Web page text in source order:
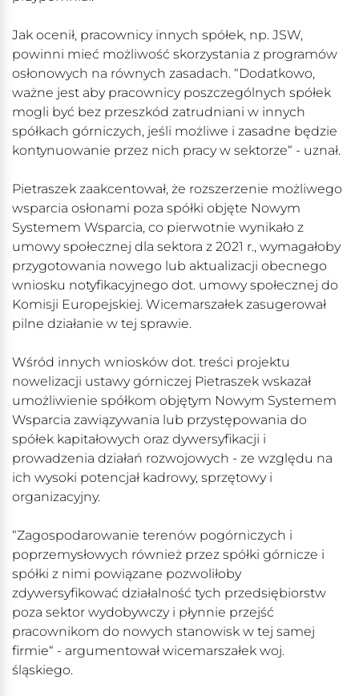
Jak ocenił, pracownicy innych spółek, np. JSW,
powinni mieć możliwość skorzystania z programów
osłonowych na równych zasadach. “Dodatkowo,
ważne jest aby pracownicy poszczególnych spółek
mogli być bez przeszkód zatrudniani w innych
spółkach górniczych, jeśli możliwe i zasadne będzie
kontynuowanie przez nich pracy w sektorze“ - uznał.
Pietraszek zaakcentował, że rozszerzenie możliwego
wsparcia osłonami poza spółki objęte Nowym
Systemem Wsparcia, co pierwotnie wynikało z
umowy społecznej dla sektora z 2021 r., wymagałoby
przygotowania nowego lub aktualizacji obecnego
wniosku notyfikacyjnego dot. umowy społecznej do
Komisji Europejskiej. Wicemarszałek zasugerował
pilne działanie w tej sprawie.
Wśród innych wniosków dot. treści projektu
nowelizacji ustawy górniczej Pietraszek wskazał
umożliwienie spółkom objętym Nowym Systemem
Wsparcia zawiązywania lub przystępowania do
spółek kapitałowych oraz dywersyfikacji i
prowadzenia działań rozwojowych - ze względu na
ich wysoki potencjał kadrowy, sprzętowy i
organizacyjny.
“Zagospodarowanie terenów pogórniczych i
poprzemysłowych również przez spółki górnicze i
spółki z nimi powiązane pozwoliłoby
zdywersyfikować działalność tych przedsiębiorstw
poza sektor wydobywczy i płynnie przejść
pracownikom do nowych stanowisk w tej samej
firmie“ - argumentował wicemarszałek woj.
śląskiego.